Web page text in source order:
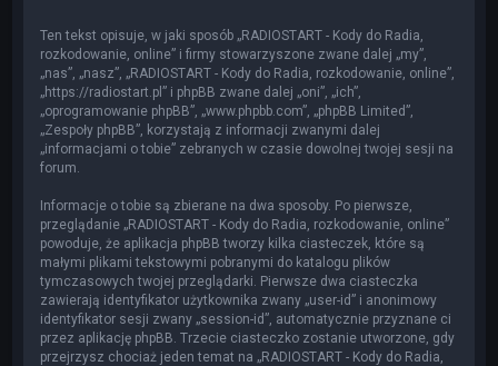
Ten tekst opisuje, w jaki sposób „RADIOSTART - Kody do Radia,
rozkodowanie, online” i firmy stowarzyszone zwane dalej „my”,
„nas”, „nasz”, „RADIOSTART - Kody do Radia, rozkodowanie, online”,
„https://radiostart.pl” i phpBB zwane dalej „oni”, „ich”,
„oprogramowanie phpBB”, „www.phpbb.com”, „phpBB Limited”,
„Zespoły phpBB”, korzystają z informacji zwanymi dalej
„informacjami o tobie” zebranych w czasie dowolnej twojej sesji na
forum.
Informacje o tobie są zbierane na dwa sposoby. Po pierwsze,
przeglądanie „RADIOSTART - Kody do Radia, rozkodowanie, online”
powoduje, że aplikacja phpBB tworzy kilka ciasteczek, które są
małymi plikami tekstowymi pobranymi do katalogu plików
tymczasowych twojej przeglądarki. Pierwsze dwa ciasteczka
zawierają identyfikator użytkownika zwany „user-id” i anonimowy
identyfikator sesji zwany „session-id”, automatycznie przyznane ci
przez aplikację phpBB. Trzecie ciasteczko zostanie utworzone, gdy
przejrzysz chociaż jeden temat na „RADIOSTART - Kody do Radia,